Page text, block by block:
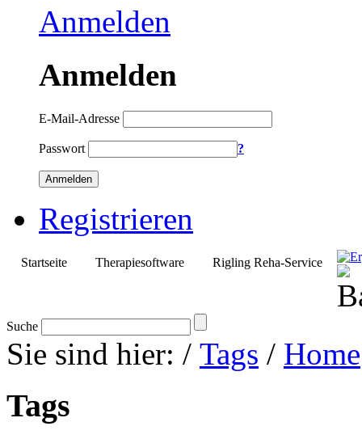
Anmelden
Anmelden
E-Mail-Adresse
Passwort ?
Anmelden
Registrieren
Startseite Therapiesoftware Rigling Reha-Service
Suche
Sie sind hier: / Tags / Home
Tags